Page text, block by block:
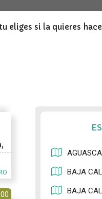
eliges si la quieres
BAJA
BAJA